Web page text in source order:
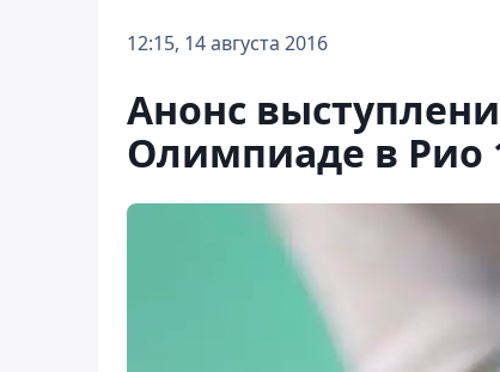
12:15, 14 августа 2016
Анонс
Олимпиаде в Рио